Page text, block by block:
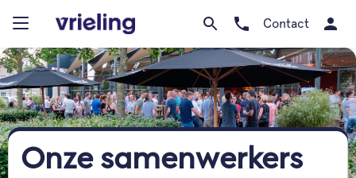
Contact
Onze samenwerkers